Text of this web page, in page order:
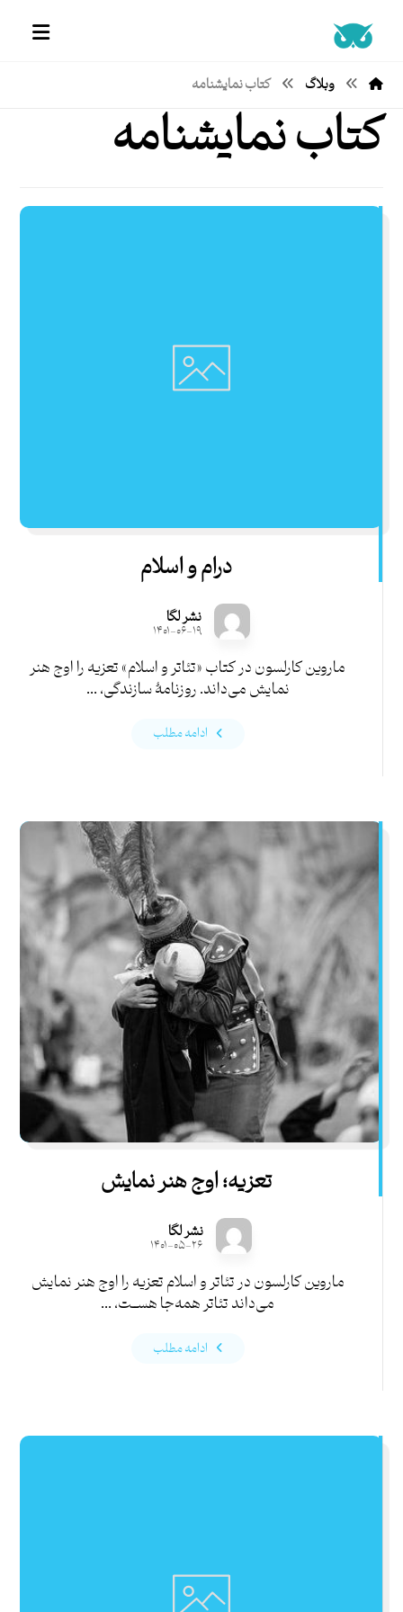
وبلاگ کتاب نمایشنامه
کتاب نمایشنامه
درام و اسلام
نشر لگا
۱۴۰۱-۰۶-۱۹
ماروین کارلسون در کتاب «تئاتر و اسلام» تعزیه را اوج هنر
نمایش می‌داند. روزنامۀ سازندگی، ...
ادامه مطلب
تعزیه؛ اوج هنر نمایش
نشر لگا
۱۴۰۱-۰۵-۲۶
ماروین کارلسون در تئاتر و اسلام تعزیه را اوج هنر نمایش
می‌داند تئاتر همه‌جا هســت، ...
ادامه مطلب